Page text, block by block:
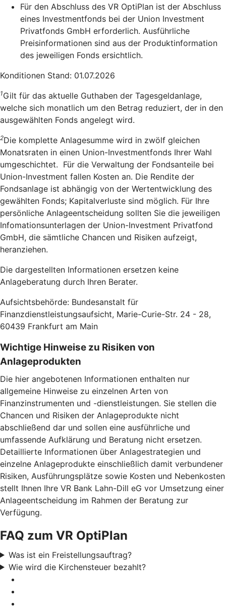
Für den Abschluss des VR OptiPlan ist der Abschluss
eines Investmentfonds bei der Union Investment
Privatfonds GmbH erforderlich. Ausführliche
Preisinformationen sind aus der Produktinformation
des jeweiligen Fonds ersichtlich.
Konditionen Stand: 01.07.2026
1Gilt für das aktuelle Guthaben der Tagesgeldanlage,
welche sich monatlich um den Betrag reduziert, der in den
ausgewählten Fonds angelegt wird.
2Die komplette Anlagesumme wird in zwölf gleichen
Monatsraten in einen Union-Investmentfonds Ihrer Wahl
umgeschichtet. Für die Verwaltung der Fondsanteile bei
Union-Investment fallen Kosten an. Die Rendite der
Fondsanlage ist abhängig von der Wertentwicklung des
gewählten Fonds; Kapitalverluste sind möglich. Für Ihre
persönliche Anlageentscheidung sollten Sie die jeweiligen
Infomationsunterlagen der Union-Investment Privatfond
GmbH, die sämtliche Chancen und Risiken aufzeigt,
heranziehen.
Die dargestellten Informationen ersetzen keine
Anlageberatung durch Ihren Berater.
Aufsichtsbehörde: Bundesanstalt für
Finanzdienstleistungsaufsicht, Marie-Curie-Str. 24 - 28,
60439 Frankfurt am Main
Wichtige Hinweise zu Risiken von
Anlageprodukten
Die hier angebotenen Informationen enthalten nur
allgemeine Hinweise zu einzelnen Arten von
Finanzinstrumenten und -dienstleistungen. Sie stellen die
Chancen und Risiken der Anlageprodukte nicht
abschließend dar und sollen eine ausführliche und
umfassende Aufklärung und Beratung nicht ersetzen.
Detaillierte Informationen über Anlagestrategien und
einzelne Anlageprodukte einschließlich damit verbundener
Risiken, Ausführungsplätze sowie Kosten und Nebenkosten
stellt Ihnen Ihre VR Bank Lahn-Dill eG vor Umsetzung einer
Anlageentscheidung im Rahmen der Beratung zur
Verfügung.
FAQ zum VR OptiPlan
Was ist ein Freistellungsauftrag?
Wie wird die Kirchensteuer bezahlt?